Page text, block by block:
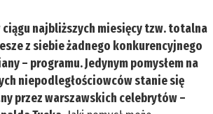
ciągu najbliższych miesięcy tzw. totalna
z siebie żadnego konkurencyjnego
– programu. Jedynym pomysłem na
niepodległościowców stanie się
przez warszawskich celebrytów –